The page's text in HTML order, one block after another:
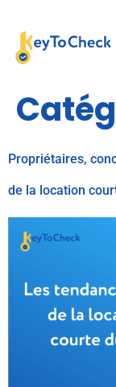
Propriétaires,
de la location